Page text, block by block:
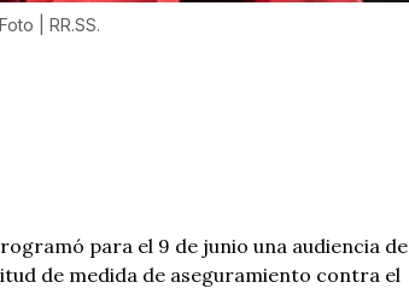
Foto | RR.SS.
para el 9 de junio una audiencia de
de medida de aseguramiento contra el